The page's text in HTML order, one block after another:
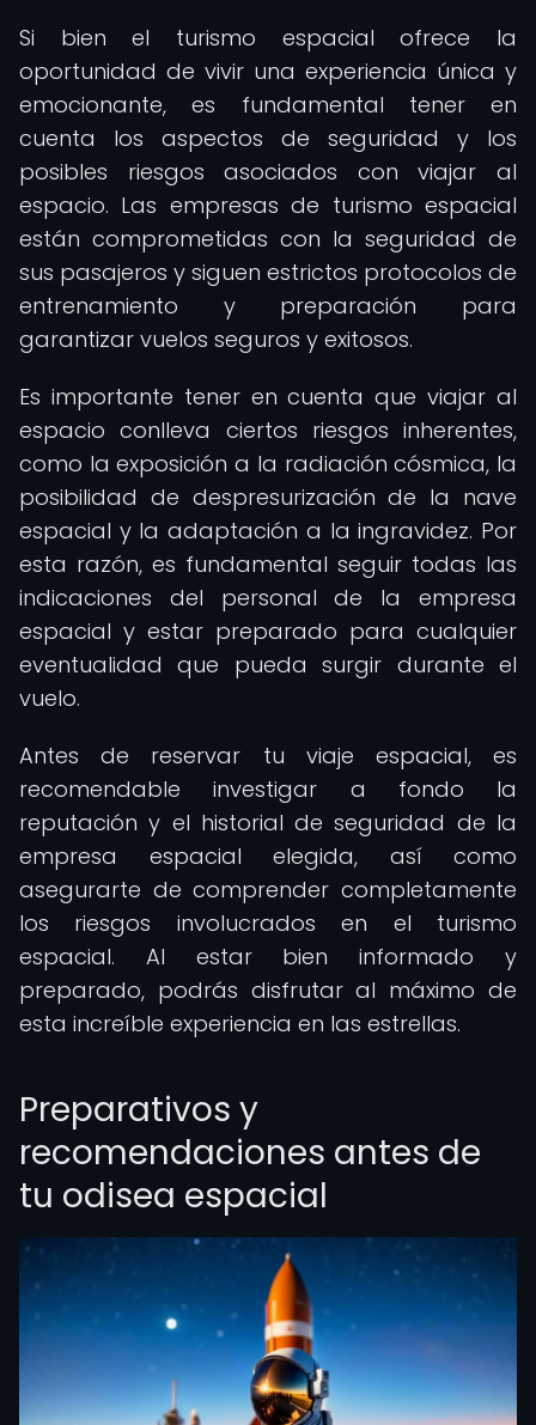
Si bien el turismo espacial ofrece la
oportunidad de vivir una experiencia única y
emocionante, es fundamental tener en
cuenta los aspectos de seguridad y los
posibles riesgos asociados con viajar al
espacio. Las empresas de turismo espacial
están comprometidas con la seguridad de
sus pasajeros y siguen estrictos protocolos de
entrenamiento y preparación para
garantizar vuelos seguros y exitosos.
Es importante tener en cuenta que viajar al
espacio conlleva ciertos riesgos inherentes,
como la exposición a la radiación cósmica, la
posibilidad de despresurización de la nave
espacial y la adaptación a la ingravidez. Por
esta razón, es fundamental seguir todas las
indicaciones del personal de la empresa
espacial y estar preparado para cualquier
eventualidad que pueda surgir durante el
vuelo.
Antes de reservar tu viaje espacial, es
recomendable investigar a fondo la
reputación y el historial de seguridad de la
empresa espacial elegida, así como
asegurarte de comprender completamente
los riesgos involucrados en el turismo
espacial. Al estar bien informado y
preparado, podrás disfrutar al máximo de
esta increíble experiencia en las estrellas.
Preparativos y
recomendaciones antes de
tu odisea espacial